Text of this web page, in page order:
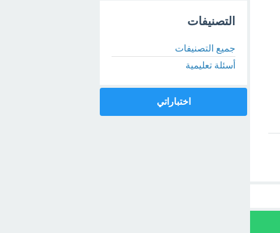
التصنيفات
جميع التصنيفات
أسئلة تعليمية
اختباراتي